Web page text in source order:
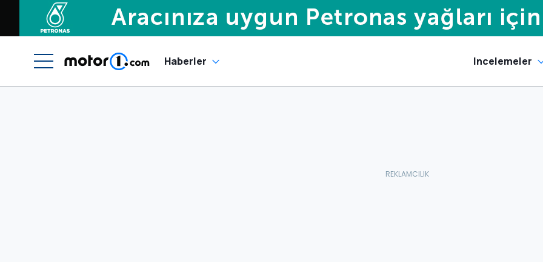
Haberler Incelemeler